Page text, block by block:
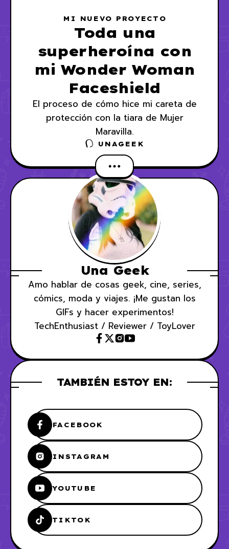
MI NUEVO PROYECTO
Toda una
superheroína con
mi Wonder Woman
Faceshield
El proceso de cómo hice mi careta de
protección con la tiara de Mujer
Maravilla.
UNAGEEK
Una Geek
Amo hablar de cosas geek, cine, series,
cómics, moda y viajes. ¡Me gustan los
GIFs y hacer experimentos!
TechEnthusiast / Reviewer / ToyLover
TAMBIÉN ESTOY EN:
FACEBOOK
INSTAGRAM
YOUTUBE
TIKTOK